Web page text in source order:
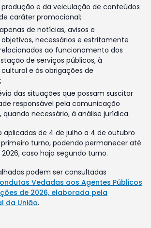
produção e da veiculação de conteúdos
caráter promocional;
de notícias, avisos e
necessários e estritamente
ao funcionamento dos
de serviços públicos, à
e às obrigações de
das situações que possam suscitar
responsável pela comunicação
necessário, à análise jurídica.
aplicadas de 4 de julho a 4 de outubro
turno, podendo permanecer até
caso haja segundo turno.
podem ser consultadas
Vedadas aos Agentes Públicos
de 2026, elaborada pela
da União.